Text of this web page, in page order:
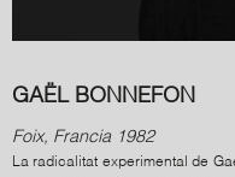
GAËL BONNEFON
Foix, Francia 1982
La radicalitat experimental de